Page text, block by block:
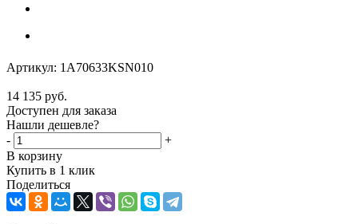
Артикул: 1A70633KSN010
14 135 руб.
Доступен для заказа
Нашли дешевле?
-
+
В корзину
Купить в 1 клик
Поделиться